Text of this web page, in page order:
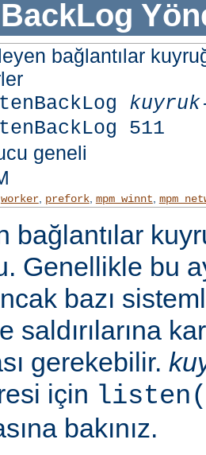
bağlantılar
511
geneli
worker, prefork, mpm_winnt,
bağlantılar
Genellikle bu
bazı
saldırılarına
gerekebilir.
için
bakınız.